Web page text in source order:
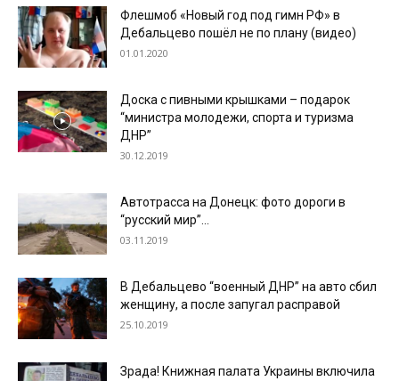
Флешмоб «Новый год под гимн РФ» в
Дебальцево пошёл не по плану (видео)
01.01.2020
Доска с пивными крышками – подарок
“министра молодежи, спорта и туризма
ДНР”
30.12.2019
Автотрасса на Донецк: фото дороги в
“русский мир”…
03.11.2019
В Дебальцево “военный ДНР” на авто сбил
женщину, а после запугал расправой
25.10.2019
Зрада! Книжная палата Украины включила